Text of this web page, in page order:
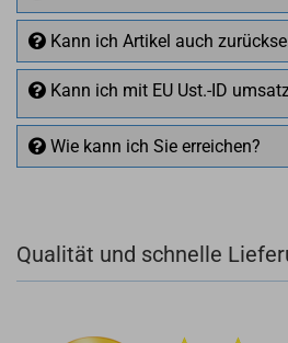
Kann ich Artikel auch
Kann ich mit EU Ust.-ID
Wie kann ich Sie erreichen?
+49 (0)4281 50 79 78 2
Qualität und schnelle